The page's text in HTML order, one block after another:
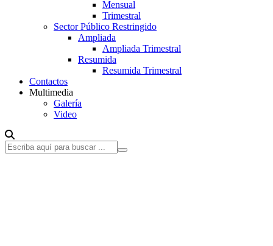
Mensual
Trimestral
Sector Público Restringido
Ampliada
Ampliada Trimestral
Resumida
Resumida Trimestral
Contactos
Multimedia
Galería
Video